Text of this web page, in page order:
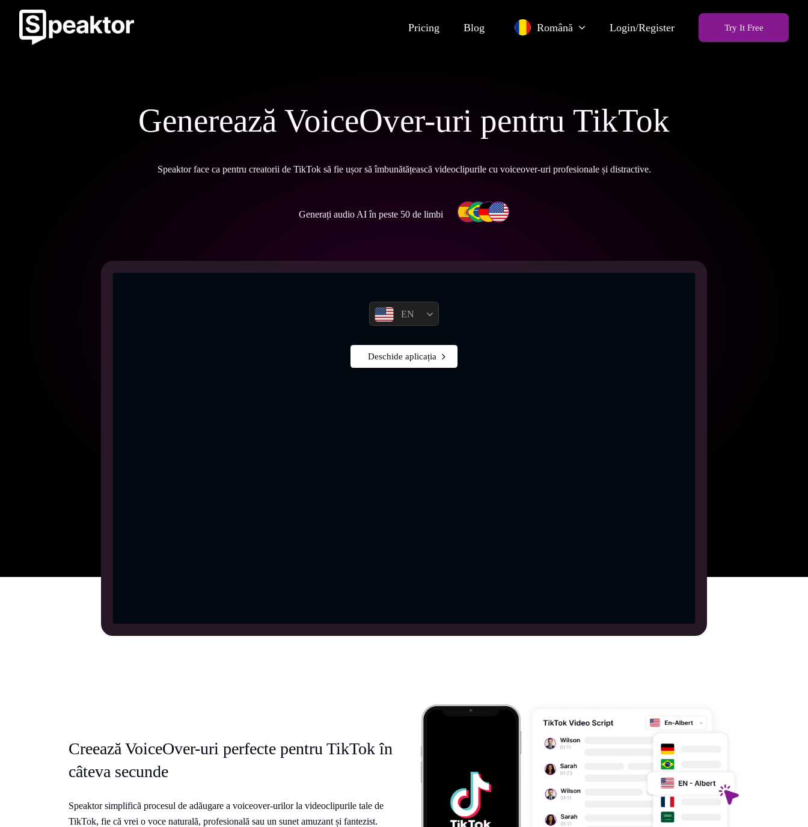
Pricing Blog Română Login/Register Try It Free
Generează VoiceOver-uri pentru TikTok
Speaktor face ca pentru creatorii de TikTok să fie ușor să îmbunătățească videoclipurile cu voiceover-uri profesionale și distractive.
Generați audio AI în peste 50 de limbi
EN
Deschide aplicația
Creează VoiceOver-uri perfecte pentru TikTok în
câteva secunde
Speaktor simplifică procesul de adăugare a voiceover-urilor la videoclipurile tale de
TikTok, fie că vrei o voce naturală, profesională sau un sunet amuzant și fantezist.